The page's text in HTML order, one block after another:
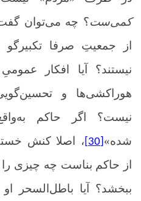
کمی‌ست؟ چه می‌توان
از جمعیتِ صرفا
نیستند؟ آیا افکار
هوراکشی‌ها و
نیست؟ اگر حاکم
شده»
، اصلا کنش
از حاکم بناست چه چیزی
ببخشد؟ آیا باطل‌السحر